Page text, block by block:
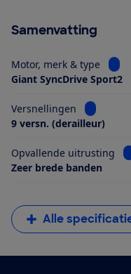
Samenvatting
Motor, merk & type
Giant SyncDrive Sport2
Versnellingen
Bekijk
9 versn. (derailleur)
Opvallende uitrusting
Zeer brede banden
Alle